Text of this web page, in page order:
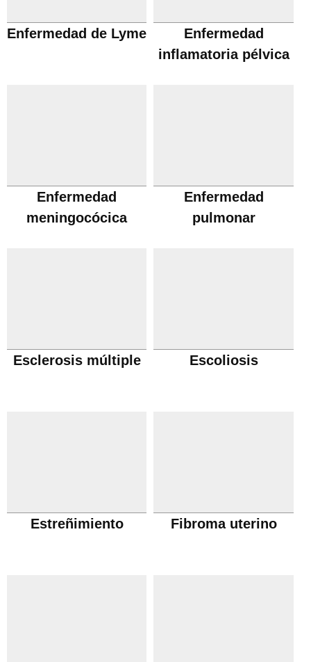
Enfermedad de Lyme
Enfermedad
inflamatoria pélvica
Enfermedad
meningocócica
Enfermedad
pulmonar
Esclerosis múltiple Escoliosis
Estreñimiento Fibroma uterino